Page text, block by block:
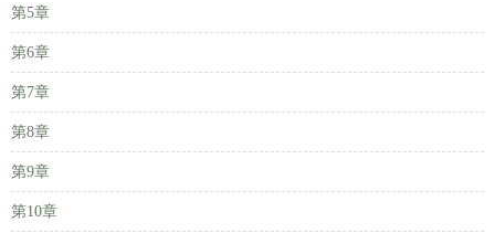
第5章
第6章
第7章
第8章
第9章
第10章